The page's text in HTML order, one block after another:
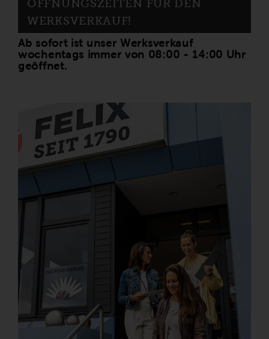
ÖFFNUNGSZEITEN FÜR DEN
WERKSVERKAUF!
Ab sofort ist unser Werksverkauf
wochentags immer von 08:00 - 14:00 Uhr
geöffnet.